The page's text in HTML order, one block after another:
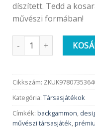
díszített. Tedd a
művészi formában!
Galison | Gray Malin
Cikkszám:
Kategória: Társasjátékok
Címkék: backgammon,
művészi társasjáték,